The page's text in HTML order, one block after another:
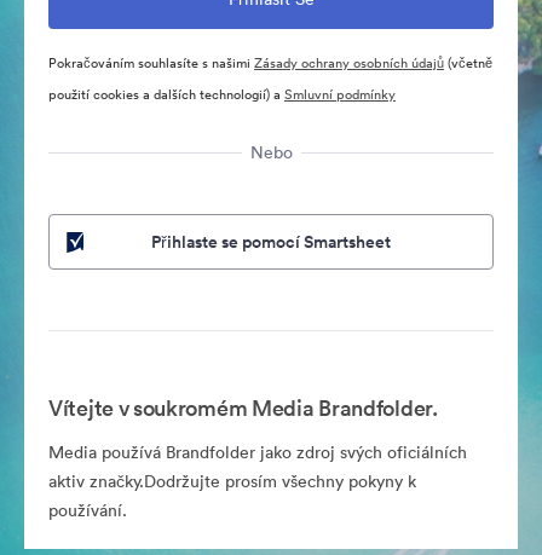
Pokračováním souhlasíte s našimi Zásady ochrany osobních údajů(včetně
použití cookies a dalších technologií) a Smluvní podmínky
Nebo
Přihlaste se pomocí Smartsheet
Vítejte v soukromém Media Brandfolder.
Media používá Brandfolder jako zdroj svých oficiálních
aktiv značky.Dodržujte prosím všechny pokyny k
používání.